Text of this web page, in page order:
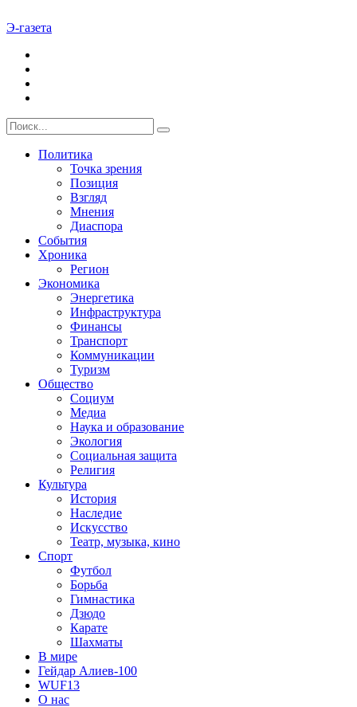
Э-газета
Политика
Точка зрения
Позиция
Взгляд
Мнения
Диаспора
События
Хроника
Регион
Экономика
Энергетика
Инфраструктура
Финансы
Транспорт
Коммуникации
Туризм
Общество
Социум
Медиа
Наука и образование
Экология
Социальная защита
Религия
Культура
История
Наследие
Искусство
Театр, музыка, кино
Спорт
Футбол
Борьба
Гимнастика
Дзюдо
Карате
Шахматы
В мире
Гейдар Алиев-100
WUF13
О нас